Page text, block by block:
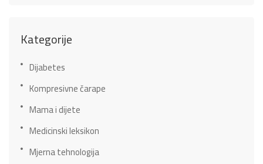
Kategorije
Dijabetes
Kompresivne čarape
Mama i dijete
Medicinski leksikon
Mjerna tehnologija